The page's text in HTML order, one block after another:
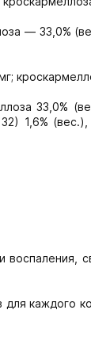
— 33,0%
33,0%
1,6% (вес.),
воспаления,
каждого